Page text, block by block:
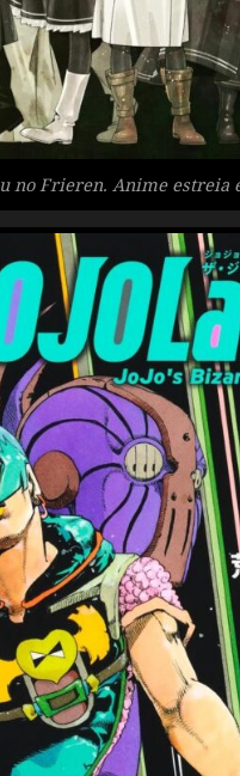
no Frieren. Anime estreia